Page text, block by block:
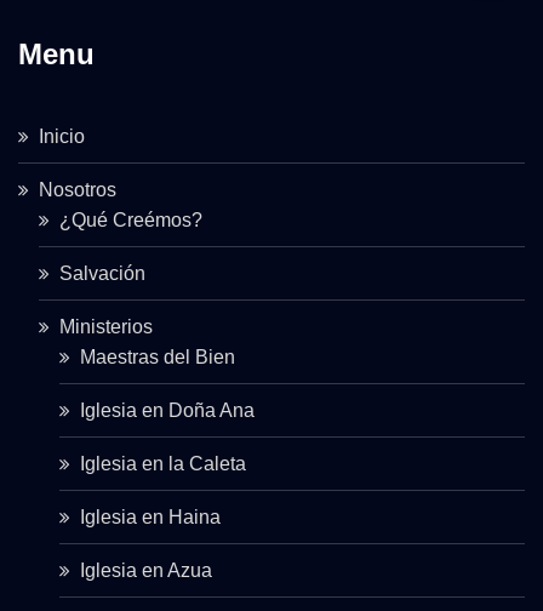
Menu
Inicio
Nosotros
¿Qué Creémos?
Salvación
Ministerios
Maestras del Bien
Iglesia en Doña Ana
Iglesia en la Caleta
Iglesia en Haina
Iglesia en Azua